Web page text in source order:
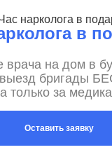
в
врача на дом в
бригады
только за
Оставить заявку